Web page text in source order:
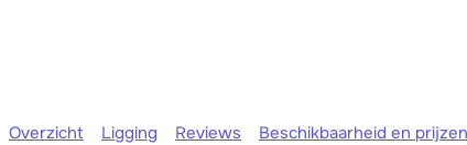
Overzicht Ligging Reviews Beschikbaarheid en prijzen